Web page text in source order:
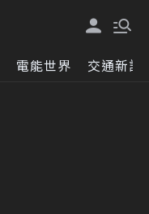
電能世界 交通新訊